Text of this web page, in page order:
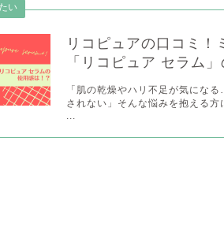
リコピュアの口コミ！
「リコピュア セラム
「肌の乾燥やハリ不足が気にな
されない」そんな悩みを抱える